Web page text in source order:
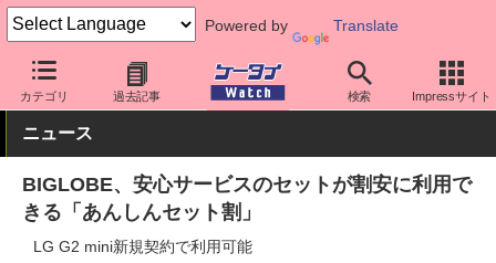
Powered by Translate
カテゴリ 過去記事 検索 Impressサイト
ケータイ Watch 格安スマホ/格安SIM 格安SIM/MVNO
ニュース
BIGLOBE、安心サービスのセットが割安に利用で
きる「あんしんセット割」
LG G2 mini新規契約で利用可能